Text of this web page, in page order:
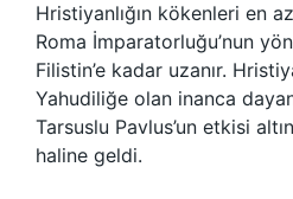
Hristiyanlığın kökenleri en
Roma İmparatorluğu’nun
Filistin’e kadar uzanır.
Yahudiliğe olan inanca
Tarsuslu Pavlus’un etkisi
haline geldi.